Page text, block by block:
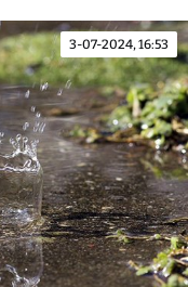
3-07-2024, 16:53